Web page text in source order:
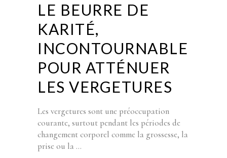
LE BEURRE DE
KARITÉ,
INCONTOURNABLE
POUR ATTÉNUER
LES VERGETURES
Les vergetures sont une préoccupation
courante, surtout pendant les périodes de
changement corporel comme la grossesse, la
prise ou la